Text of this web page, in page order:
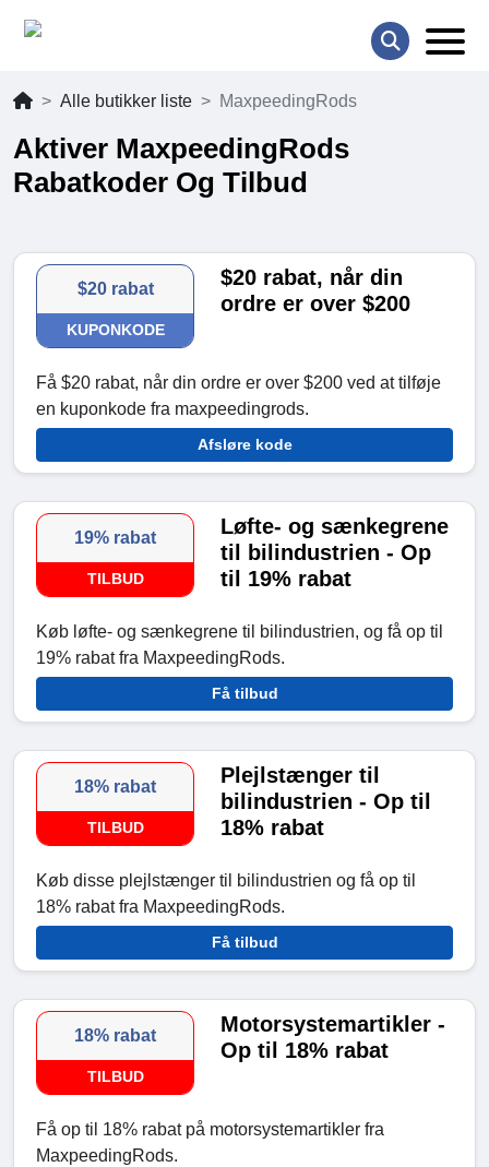
Alle butikker liste MaxpeedingRods
Aktiver MaxpeedingRods
Rabatkoder Og Tilbud
$20 rabat
KUPONKODE
$20 rabat, når din
ordre er over $200
Få $20 rabat, når din ordre er over $200 ved at tilføje
en kuponkode fra maxpeedingrods.
Afsløre kode
19% rabat
TILBUD
Løfte- og sænkegrene
til bilindustrien - Op
til 19% rabat
Køb løfte- og sænkegrene til bilindustrien, og få op til
19% rabat fra MaxpeedingRods.
Få tilbud
18% rabat
TILBUD
Plejlstænger til
bilindustrien - Op til
18% rabat
Køb disse plejlstænger til bilindustrien og få op til
18% rabat fra MaxpeedingRods.
Få tilbud
18% rabat
TILBUD
Motorsystemartikler -
Op til 18% rabat
Få op til 18% rabat på motorsystemartikler fra
MaxpeedingRods.